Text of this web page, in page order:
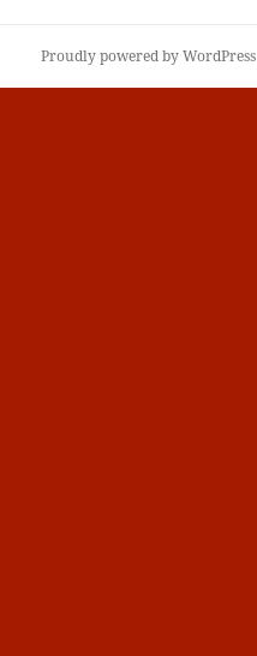
Proudly powered by WordPress